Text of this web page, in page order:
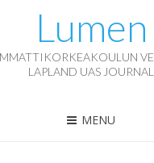
Lumen
LAPLAND UAS JOURNAL
MENU